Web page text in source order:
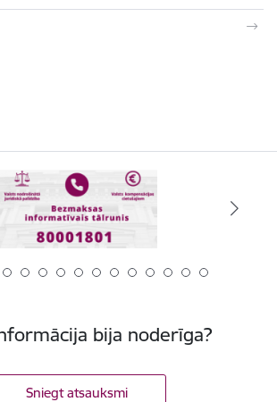
bija noderīga?
Sniegt atsauksmi